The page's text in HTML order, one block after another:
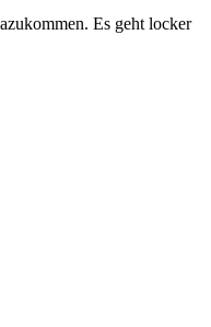
Es geht locker